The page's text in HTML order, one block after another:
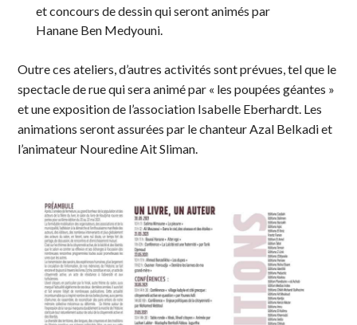
et concours de dessin qui seront animés par
Hanane Ben Medyouni.
Outre ces ateliers, d’autres activités sont prévues, tel que le
spectacle de rue qui sera animé par « les poupées géantes »
et une exposition de l’association Isabelle Eberhardt. Les
animations seront assurées par le chanteur Azal Belkadi et
l’animateur Nouredine Ait Sliman.